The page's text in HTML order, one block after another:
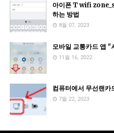
아이폰 T wifi
하는 방법
8월 07, 2023
모바일 교통카드 앱 "
11월 16, 2022
컴퓨터에서 무선랜카
7월 22, 2023